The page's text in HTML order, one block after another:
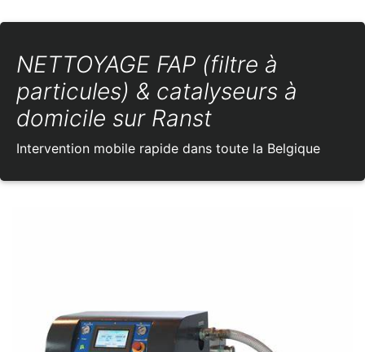
NETTOYAGE FAP (filtre à
particules) & catalyseurs à
domicile sur Ranst
Intervention mobile rapide dans toute la Belgique